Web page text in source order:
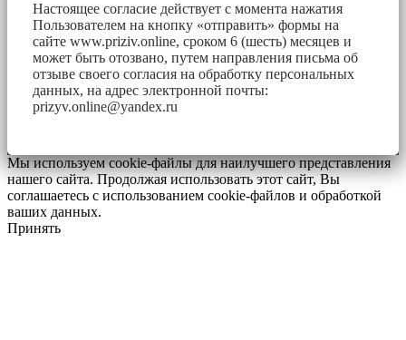
Настоящее согласие действует с момента нажатия
Пользователем на кнопку «отправить» формы на
сайте www.priziv.online, сроком 6 (шесть) месяцев и
может быть отозвано, путем направления письма об
отзыве своего согласия на обработку персональных
данных, на адрес электронной почты:
prizyv.online@yandex.ru
Мы используем cookie-файлы для наилучшего представления
нашего сайта. Продолжая использовать этот сайт, Вы
соглашаетесь с использованием cookie-файлов и обработкой
ваших данных.
Принять